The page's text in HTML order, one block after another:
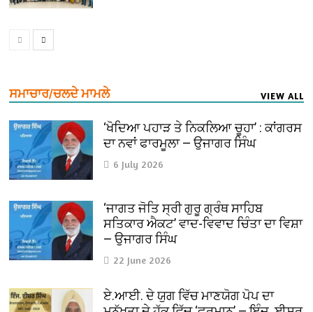
ਸਮਾਚਾਰ/ਚਲਦੇ ਮਾਮਲੇ VIEW ALL
‘ਖੋਦਿਆ ਪਹਾੜ ਤੇ ਨਿਕਲਿਆ ਚੂਹਾ’ : ਕਾਂਗਰਸ
ਦਾ ਨਵਾਂ ਫਾਰਮੂਲਾ — ਉਜਾਗਰ ਸਿੰਘ
6 July 2026
‘ਜਾਗਤ ਜੋਤਿ ਸ੍ਰੀ ਗੁਰੂ ਗ੍ਰੰਥ ਸਾਹਿਬ
ਸਤਿਕਾਰ ਐਕਟ’ ਵਾਦ-ਵਿਵਾਦ ਚਿੰਤਾ ਦਾ ਵਿਸ਼ਾ
— ਉਜਾਗਰ ਸਿੰਘ
22 June 2026
ਏ.ਆਈ. ਦੇ ਯੁਗ ਵਿੱਚ ਮਾਣਯੋਗ ਪੋਪ ਦਾ